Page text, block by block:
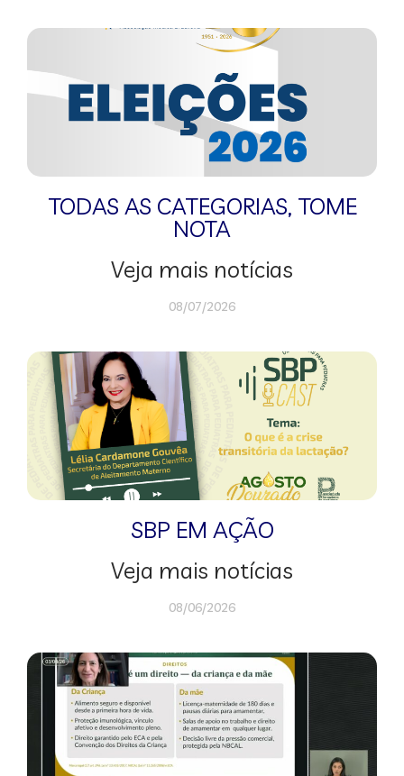
TODAS AS CATEGORIAS, TOME
NOTA
Veja mais notícias
08/07/2026
SBP EM AÇÃO
Veja mais notícias
08/06/2026